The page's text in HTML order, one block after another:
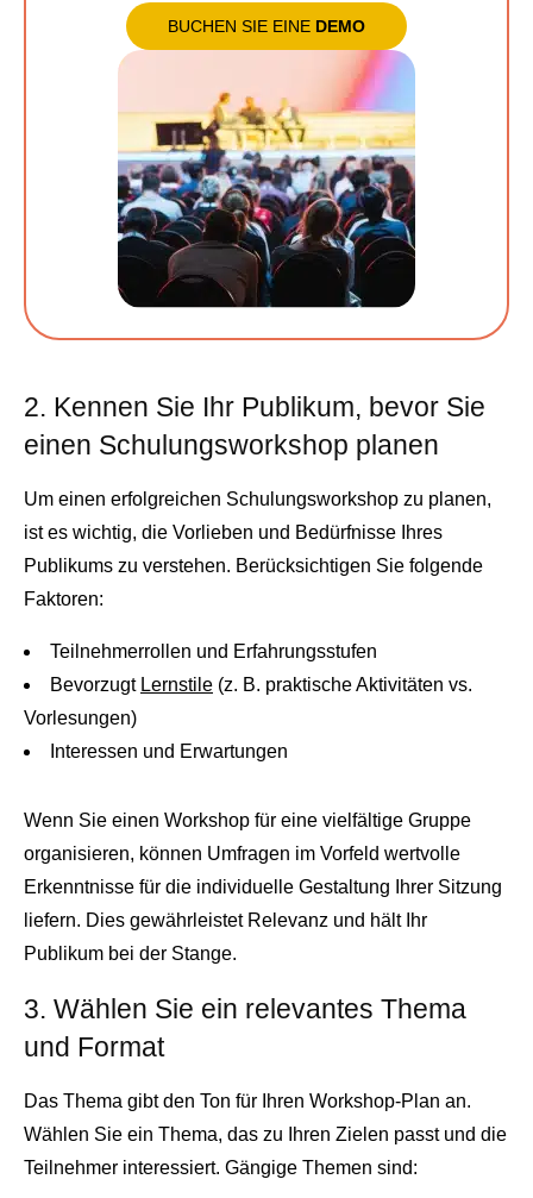
BUCHEN SIE EINE DEMO
2. Kennen Sie Ihr Publikum, bevor Sie
einen Schulungsworkshop planen
Um einen erfolgreichen Schulungsworkshop zu planen,
ist es wichtig, die Vorlieben und Bedürfnisse Ihres
Publikums zu verstehen. Berücksichtigen Sie folgende
Faktoren:
Teilnehmerrollen und Erfahrungsstufen
Bevorzugt Lernstile (z. B. praktische Aktivitäten vs.
Vorlesungen)
Interessen und Erwartungen
Wenn Sie einen Workshop für eine vielfältige Gruppe
organisieren, können Umfragen im Vorfeld wertvolle
Erkenntnisse für die individuelle Gestaltung Ihrer Sitzung
liefern. Dies gewährleistet Relevanz und hält Ihr
Publikum bei der Stange.
3. Wählen Sie ein relevantes Thema
und Format
Das Thema gibt den Ton für Ihren Workshop-Plan an.
Wählen Sie ein Thema, das zu Ihren Zielen passt und die
Teilnehmer interessiert. Gängige Themen sind: